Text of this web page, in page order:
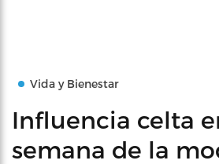
Vida y Bienestar
Influencia celta
semana de la